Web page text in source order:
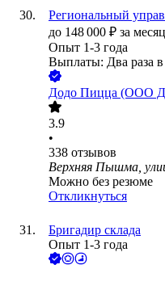
Региональный
до 148 000 ₽ за
Опыт 1-3 года
Выплаты: Два раза в
Додо Пицца
3.9
•
338 отзывов
Верхняя Пышма,
Можно без резюме
Откликнуться
Бригадир склада
Опыт 1-3 года